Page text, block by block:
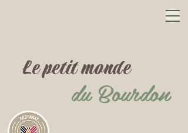
Le petit monde
du Bourdon